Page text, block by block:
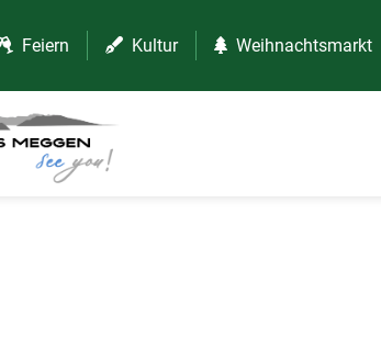
Feiern Kultur Weihnachtsmarkt